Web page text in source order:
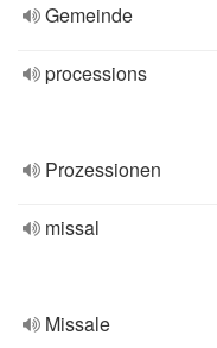
Gemeinde
processions
Prozessionen
missal
Missale